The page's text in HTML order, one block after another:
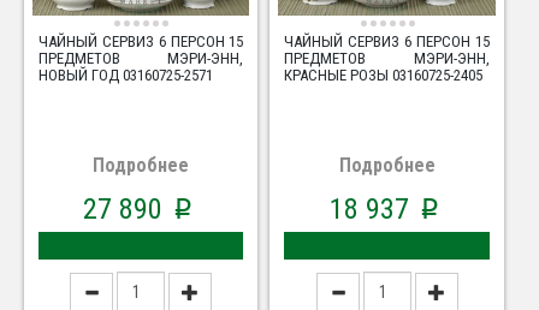
ЧАЙНЫЙ СЕРВИЗ 6 ПЕРСОН 15
ПРЕДМЕТОВ МЭРИ-ЭНН,
НОВЫЙ ГОД 03160725-2571
Подробнее
27 890 p
ЧАЙНЫЙ СЕРВИЗ 6 ПЕРСОН 15
ПРЕДМЕТОВ МЭРИ-ЭНН,
КРАСНЫЕ РОЗЫ 03160725-2405
Подробнее
18 937 p